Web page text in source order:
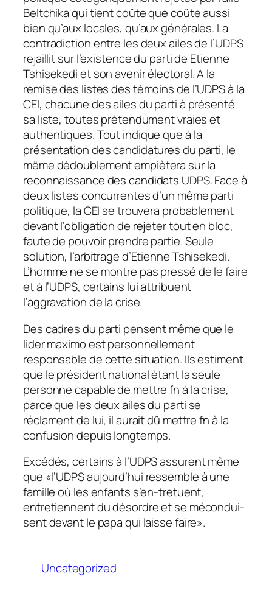
Beltchika qui tient coûte que coûte aussi
bien qu’aux locales, qu’aux générales. La
contradiction entre les deux ailes de l’UDPS
rejaillit sur l’existence du parti de Etienne
Tshisekedi et son avenir électoral. A la
remise des listes des témoins de l’UDPS à la
CEI, chacune des ailes du parti à présenté
sa liste, toutes prétendument vraies et
authentiques. Tout indique que à la
présentation des candidatures du parti, le
même dédoublement empiètera sur la
reconnaissance des candidats UDPS. Face à
deux listes concurrentes d’un même parti
politique, la CEI se trouvera probablement
devant l’obligation de rejeter tout en bloc,
faute de pouvoir prendre partie. Seule
solution, l’arbitrage d’Etienne Tshisekedi.
L’homme ne se montre pas pressé de le faire
et à l’UDPS, certains lui attribuent
l’aggravation de la crise.
Des cadres du parti pensent même que le
lider maximo est personnellement
responsable de cette situation. Ils estiment
que le président national étant la seule
personne capable de mettre fn à la crise,
parce que les deux ailes du parti se
réclament de lui, il aurait dû mettre fn à la
confusion depuis longtemps.
Excédés, certains à l’UDPS assurent même
que «l’UDPS aujourd’hui ressemble à une
famille où les enfants s’en-tretuent,
entretiennent du désordre et se mécondui-
sent devant le papa qui laisse faire».
Uncategorized